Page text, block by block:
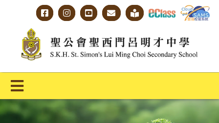
content
Toggle
Navigation
主頁